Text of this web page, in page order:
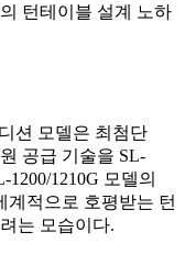
턴테이블 설계 노하
션 모델은 최첨단
공급 기술을 SL-
1210G 모델의
계적으로 호평받는 턴
는 모습이다.